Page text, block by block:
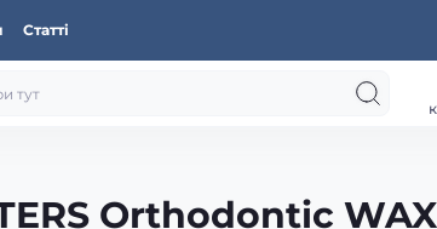
Статті
Orthodontic